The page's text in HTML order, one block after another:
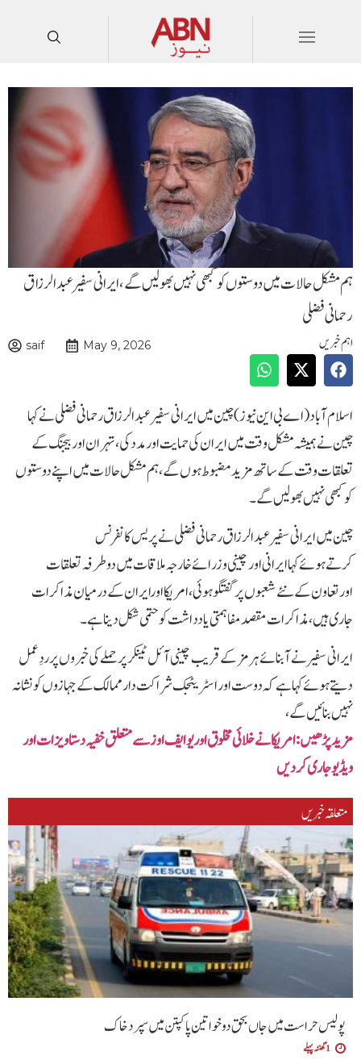
ہم مشکل حالات میں دوستوں کو کبھی نہیں بھولیں گے،ایرانی سفیرعبدالرزاق
رحمانی فضلی
اہم خبریں saif May 9, 2026
اسلام آباد(اے بی این نیوز)چین میں ایرانی سفیرعبدالرزاق رحمانی فضلی نےکہا
چین نے ہمیشہ مشکل وقت میں ایران کی حمایت اور مدد کی،تہران اوربیجنگ کے
تعلقات وقت کےساتھ مزیدمضبوط ہوں گے،ہم مشکل حالات میں اپنے دوستوں
کوکبھی نہیں بھولیں گے۔
چین میں ایرانی سفیرعبدالرزاق رحمانی فضلی نےپریس کانفرنس
کرتےہوئےکہاایرانی اور چینی وزرائے خارجہ ملاقات میں دوطرفہ تعلقات
اورتعاون کے نئے شعبوں پرگفتگو ہوئی،امریکا اورایران کےدرمیان مذاکرات
جاری ہیں،مذاکرات مقصد مفاہمتی یادداشت کو حتمی شکل دینا ہے۔
ایرانی سفیر نے آبنائے ہرمز کے قریب چینی آئل ٹینکر پر حملے کی خبروں پر ردِعمل
دیتے ہوئے کہا ہےکہ دوست اور اسٹریٹجک شراکت دار ممالک کے جہازوں کو نشانہ
نہیں بنائیں گے،
مزید پڑھیں: امریکا نے خلائی مخلوق اور یو ایف اوز سے متعلق خفیہ دستاویزات اور
ویڈیو جاری کردیں
متعلقہ خبریں
پولیس حراست میں جاں بحق دو خواتین پاکپتن میں سپرد خاک
1 گھنٹہ پہلے